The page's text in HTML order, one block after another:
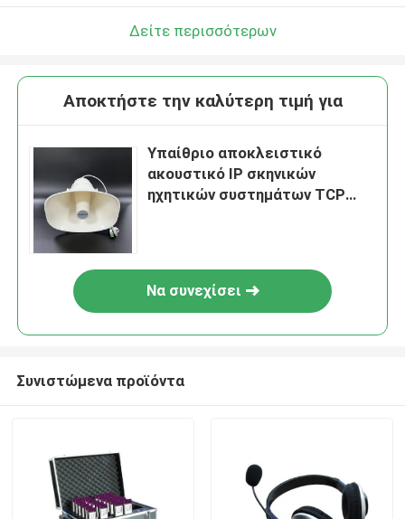
Δείτε περισσότερων
Αποκτήστε την καλύτερη τιμή για
Υπαίθριο αποκλειστικό
ακουστικό IP σκηνικών
ηχητικών συστημάτων TCP
Να συνεχίσει
Συνιστώμενα προϊόντα